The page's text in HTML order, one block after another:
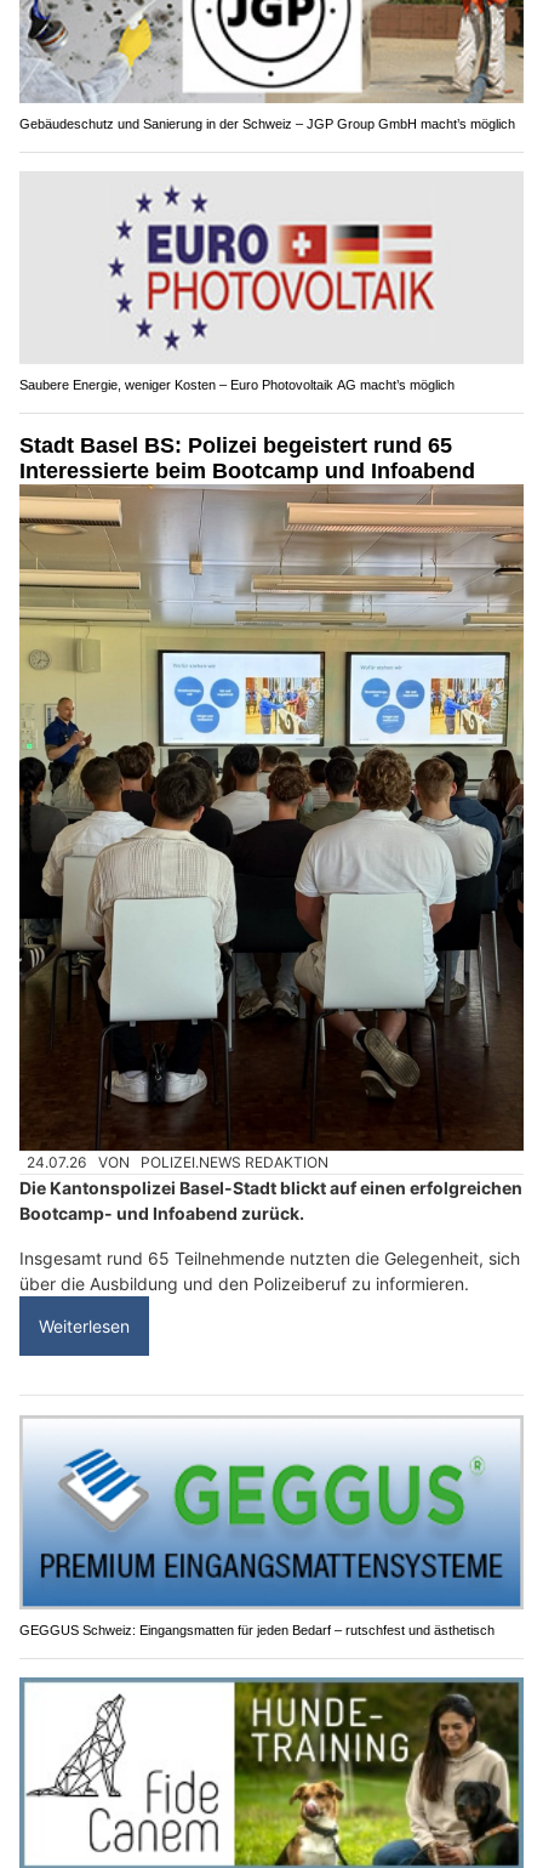
Gebäudeschutz und Sanierung in der Schweiz – JGP Group GmbH macht’s möglich
Saubere Energie, weniger Kosten – Euro Photovoltaik AG macht’s möglich
Stadt Basel BS: Polizei begeistert rund 65
Interessierte beim Bootcamp und Infoabend
24.07.26 VON POLIZEI.NEWS REDAKTION
Die Kantonspolizei Basel-Stadt blickt auf einen erfolgreichen
Bootcamp- und Infoabend zurück.
Insgesamt rund 65 Teilnehmende nutzten die Gelegenheit, sich
über die Ausbildung und den Polizeiberuf zu informieren.
Weiterlesen
GEGGUS Schweiz: Eingangsmatten für jeden Bedarf – rutschfest und ästhetisch